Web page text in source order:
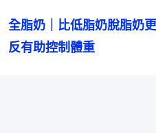
全脂奶｜比低脂奶脫脂奶
反有助控制體重